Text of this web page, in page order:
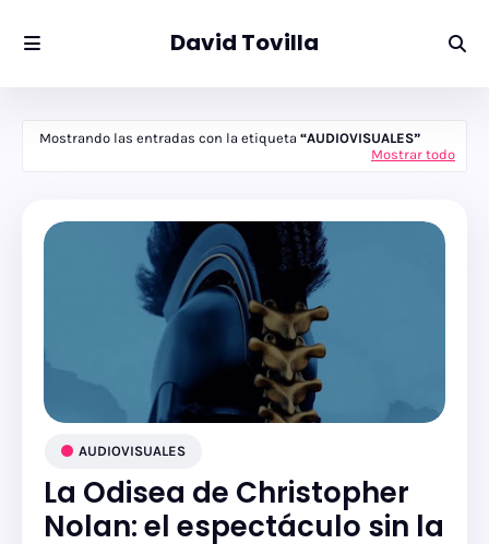
David Tovilla
Mostrando las entradas con la etiqueta
AUDIOVISUALES
Mostrar todo
AUDIOVISUALES
La Odisea de Christopher
Nolan: el espectáculo sin la